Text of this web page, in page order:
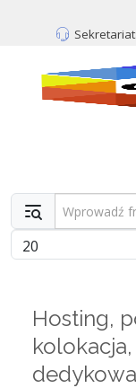
Wprowadź
Pokaż #
Hosting,